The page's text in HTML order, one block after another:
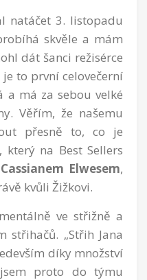
natáčet 3. listopadu
skvěle a mám
dát šanci režisérce
to první celovečerní
a má za sebou velké
Věřím, že našemu
přesně to, co je
na Best Sellers
Cassianem Elwesem,
kvůli Žižkovi.
ve střižně a
střihačů. „Střih Jana
díky množství
proto do týmu